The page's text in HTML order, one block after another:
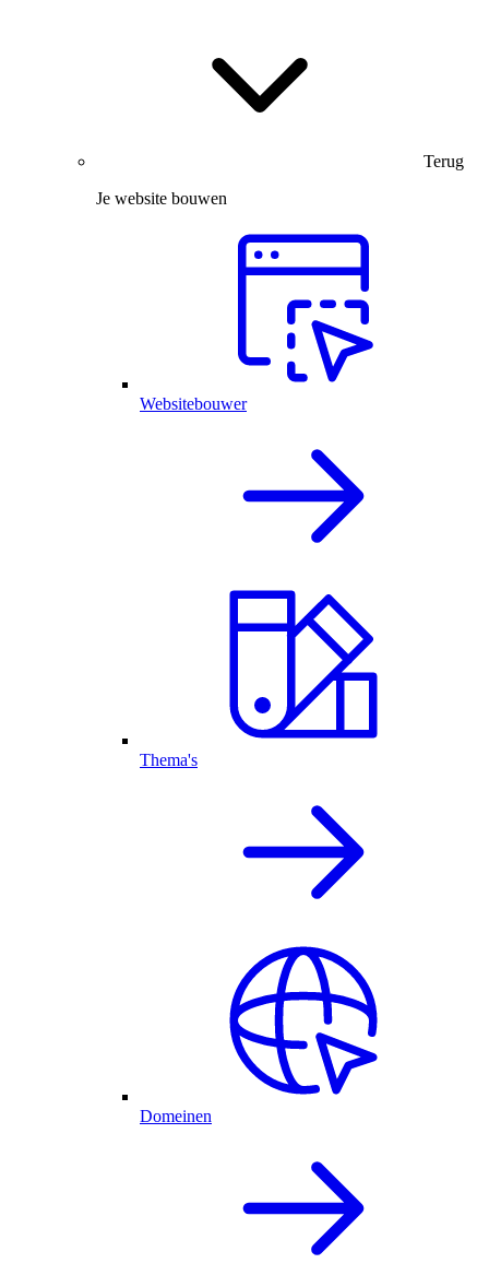
Terug
Je website bouwen
Websitebouwer
Thema's
Domeinen